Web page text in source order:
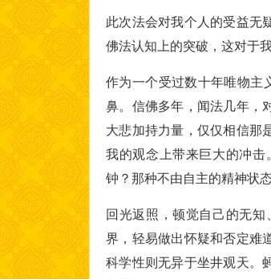
此次法会对我个人的受益无
佛法认知上的突破，这对于
作为一个受过数十年唯物主
鼻。信佛多年，闻法几年，
大悲加持力量，仅仅相信那
我的观念上带来巨大的冲
钟？那种不由自主的精神状
回光返照，顿觉自己的无
界，轻易做出怀疑和否定难
科学性则无异于坐井观天。